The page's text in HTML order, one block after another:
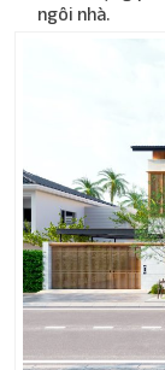
ngôi nhà.